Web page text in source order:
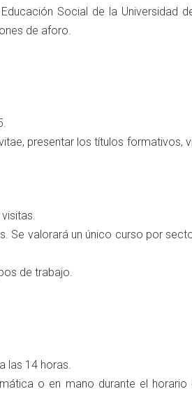
Social de la Universidad
de aforo.
presentar los títulos formativos,
Se valorará un único curso por
de trabajo.
las 14 horas.
o en mano durante el horario